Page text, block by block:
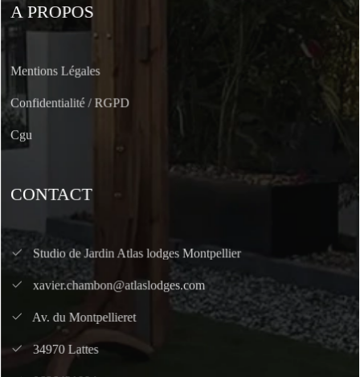
A PROPOS
Mentions Légales
Confidentialité / RGPD
Cgu
CONTACT
Studio de Jardin Atlas lodges Montpellier
xavier.chambon@atlaslodges.com
Av. du Montpellieret
34970 Lattes